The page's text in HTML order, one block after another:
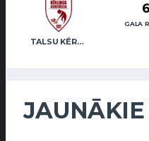
TALSU KĒRLINGA KLUBS / VEIDEMANIS
6
GALA
JAUNĀKIE